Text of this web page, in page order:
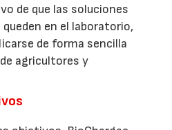
de que las soluciones
en el laboratorio,
de forma sencilla
agricultores y